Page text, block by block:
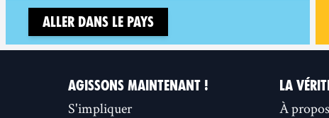
Aller dans le pays
AGISSONS MAINTENANT !
S'impliquer
LA
À